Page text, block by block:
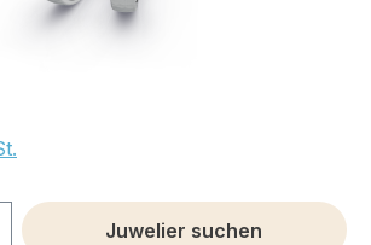
Gib den
Juwelier suchen